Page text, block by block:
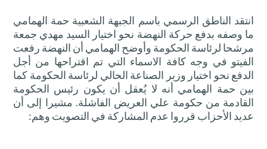
انتقد الناطق الرسمي باسم الجبهة الشعبية حمة الهمامي
ما وصفه بدفع حركة النهضة نحو اختيار السيد مهدي جمعة
مرشحا لرئاسة الحكومة وأوضح الهمامي أن النهضة رفعت
الفيتو في وجه كافة الاسماء التي تم اقتراحها من أجل
الدفع نحو اختيار وزير الصناعة الحالي لرئاسة الحكومة كما
بين حمة الهمامي أنه لا يُعقل أن يكون رئيس الحكومة
القادمة من حكومة علي العريض الفاشلة. مشيرا إلى أن
عديد الأحزاب قرروا عدم المشاركة في التصويت وهم: